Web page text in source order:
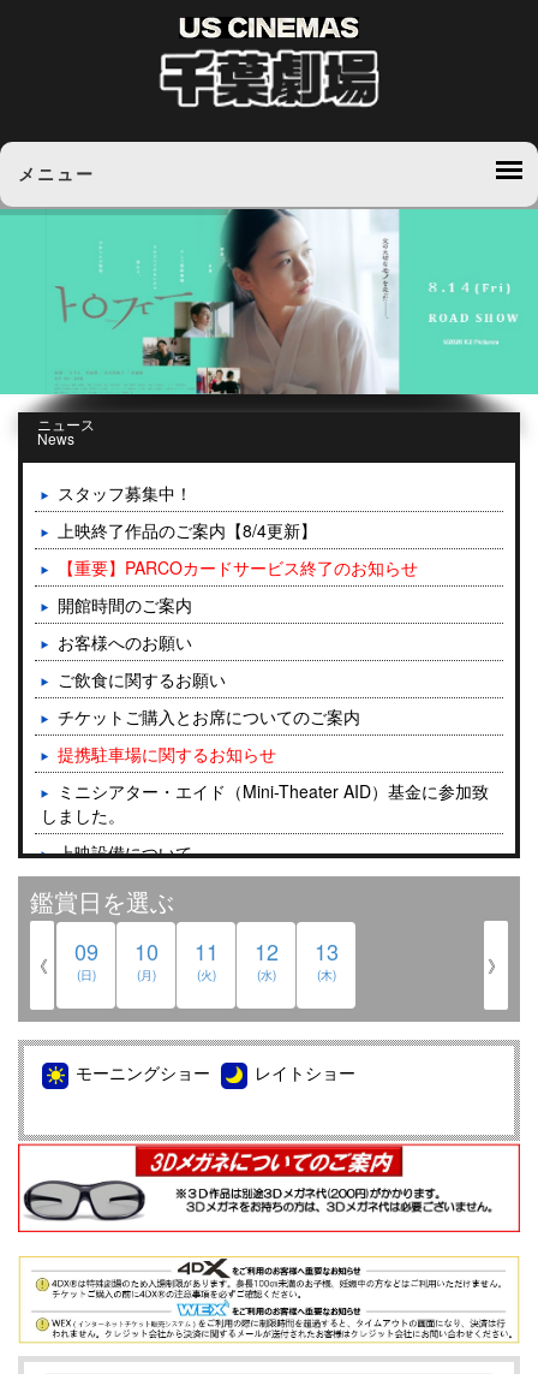
メニュー
ニュース
News
スタッフ募集中！
上映終了作品のご案内【8/4更新】
【重要】PARCOカードサービス終了のお知らせ
開館時間のご案内
お客様へのお願い
ご飲食に関するお願い
チケットご購入とお席についてのご案内
提携駐車場に関するお知らせ
ミニシアター・エイド（Mini-Theater AID）基金に参加致
しました。
上映設備について
鑑賞日を選ぶ
《 09
(日)
10
(月)
11
(火)
12
(水)
13
(木) 》
モーニングショー レイトショー